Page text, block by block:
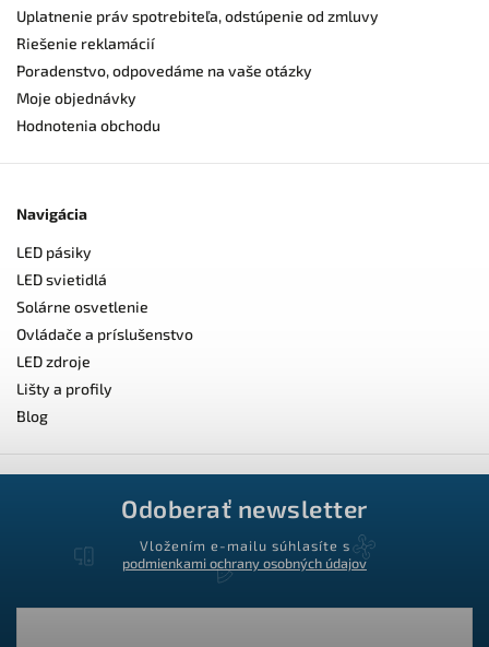
Uplatnenie práv spotrebiteľa, odstúpenie od zmluvy
Riešenie reklamácií
Poradenstvo, odpovedáme na vaše otázky
Moje objednávky
Hodnotenia obchodu
Navigácia
LED pásiky
LED svietidlá
Solárne osvetlenie
Ovládače a príslušenstvo
LED zdroje
Lišty a profily
Blog
Odoberať newsletter
Vložením e-mailu súhlasíte s
podmienkami ochrany osobných údajov